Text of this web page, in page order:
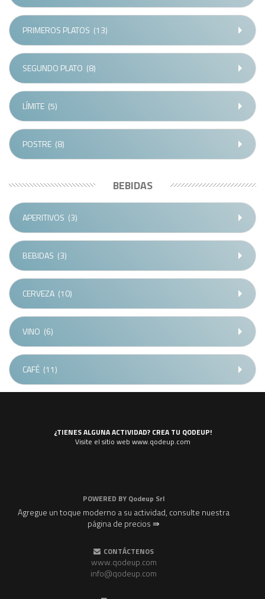
PRIMEROS PLATOS (13)
SEGUNDO PLATO (8)
LÍMITE (5)
POSTRE (8)
BEBIDAS
APERITIVOS (3)
BEBIDAS (3)
CERVEZA (10)
VINO (6)
CAFÉ (11)
¿TIENES ALGUNA ACTIVIDAD? CREA TU QODEUP!
Visite el sitio web www.qodeup.com
POWERED BY Qodeup Srl
Agregue un toque moderno a su actividad, consulte nuestra
página de precios ⇛
CONTÁCTENOS
www.qodeup.com
info@qodeup.com